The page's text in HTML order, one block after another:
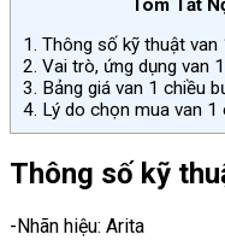
1. Thông số kỹ thuật
2. Vai trò, ứng dụng van
3. Bảng giá van 1 chiều
4. Lý do chọn mua van
Thông số kỹ
-Nhãn hiệu: Arita